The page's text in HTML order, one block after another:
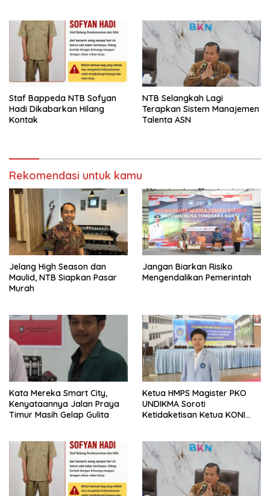
Arena Kepentingan Sesaat
Staf Bappeda NTB Sofyan
Hadi Dikabarkan Hilang
Kontak
NTB Selangkah Lagi
Terapkan Sistem Manajemen
Talenta ASN
Rekomendasi untuk kamu
Jelang High Season dan
Maulid, NTB Siapkan Pasar
Murah
Jangan Biarkan Risiko
Mengendalikan Pemerintah
Kata Mereka Smart City,
Kenyataannya Jalan Praya
Timur Masih Gelap Gulita
Ketua HMPS Magister PKO
UNDIKMA Soroti
Ketidaketisan Ketua KONI
Arena Kepentingan Sesaat